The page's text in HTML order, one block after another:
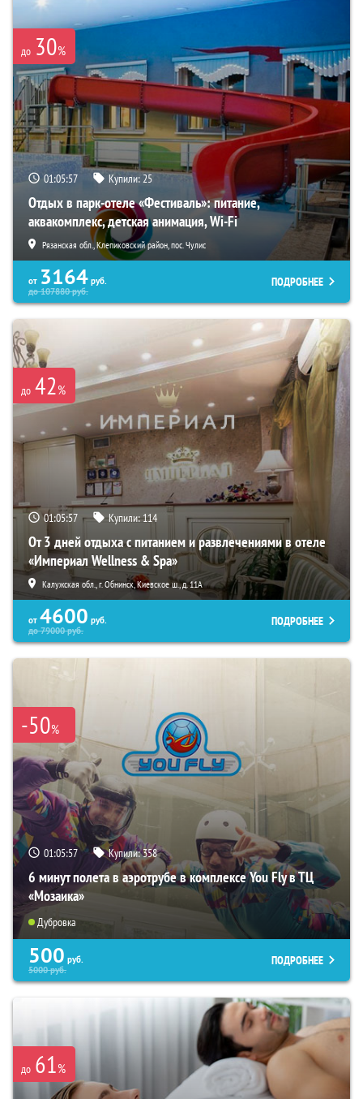
до 30%
01:05:56 Купили:25
Отдых в парк-отеле «Фестиваль»: питание,
аквакомплекс, детская анимация, Wi-Fi
Рязанская обл., Клепиковский район, пос. Чулис
от 3164 руб.
до107880руб.
ПОДРОБНЕЕ
до 42%
01:05:56 Купили:114
От 3 дней отдыха с питанием и развлечениями в отеле
«Империал Wellness & Spa»
Калужская обл., г. Обнинск, Киевское ш., д. 11А
от 4600 руб.
до79000руб.
ПОДРОБНЕЕ
-50%
01:05:56 Купили:358
6 минут полета в аэротрубе в комплексе You Fly в ТЦ
«Мозаика»
Дубровка
500 руб.
5000руб.
ПОДРОБНЕЕ
до 61%